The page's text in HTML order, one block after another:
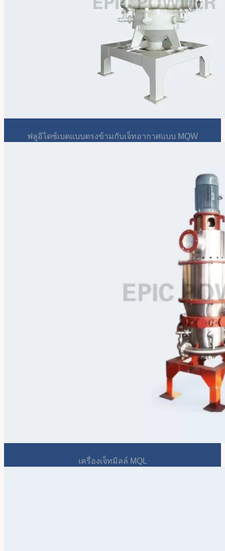
ฟลูอิไดซ์เบดแบบตรงข้ามกับเจ็ทอากาศแบบ MQW
เครื่องเจ็ทมิลล์ MQL